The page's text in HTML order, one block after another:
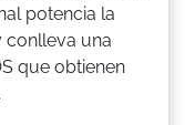
potencia la
conlleva una
que obtienen